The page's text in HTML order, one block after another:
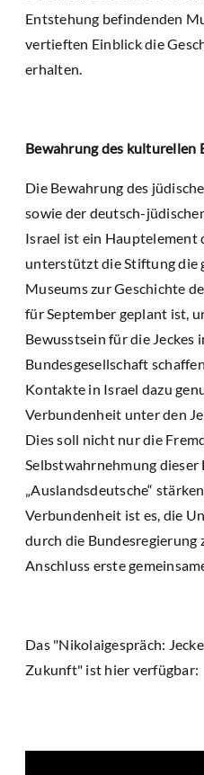
Entstehung befindenden
vertieften Einblick die
erhalten.
Bewahrung des kulturellen
Die Bewahrung des
sowie der deutsch-
Israel ist ein Hauptelement
unterstützt die Stiftung die
Museums zur Geschichte
für September geplant ist,
Bewusstsein für die Jeckes
Bundesgesellschaft
Kontakte in Israel dazu
Verbundenheit unter den
Dies soll nicht nur die
Selbstwahrnehmung
„Auslandsdeutsche“
Verbundenheit ist es, die
durch die Bundesregierung
Anschluss erste
Das "Nikolaigespräch:
Zukunft" ist hier verfügbar: